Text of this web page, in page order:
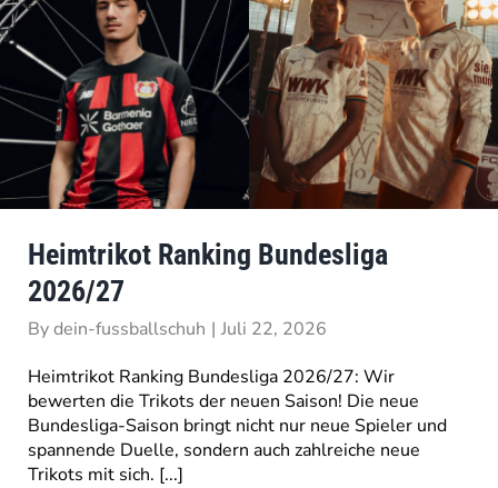
Heimtrikot Ranking Bundesliga
2026/27
Bydein-fussballschuh | Juli 22, 2026
Heimtrikot Ranking Bundesliga 2026/27: Wir
bewerten die Trikots der neuen Saison! Die neue
Bundesliga-Saison bringt nicht nur neue Spieler und
spannende Duelle, sondern auch zahlreiche neue
Trikots mit sich. [...]